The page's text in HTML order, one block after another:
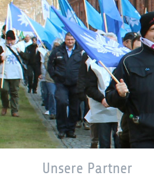
Unsere Partner